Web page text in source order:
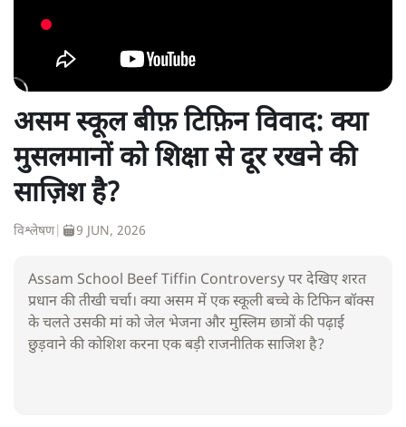
असम स्कूल बीफ़ टिफ़िन विवाद: क्या
मुसलमानों को शिक्षा से दूर रखने की
साज़िश है?
विश्लेषण| 9 JUN, 2026
Assam School Beef Tiffin Controversy पर देखिए शरत
प्रधान की तीखी चर्चा। क्या असम में एक स्कूली बच्चे के टिफिन बॉक्स
के चलते उसकी मां को जेल भेजना और मुस्लिम छात्रों की पढ़ाई
छुड़वाने की कोशिश करना एक बड़ी राजनीतिक साजिश है?